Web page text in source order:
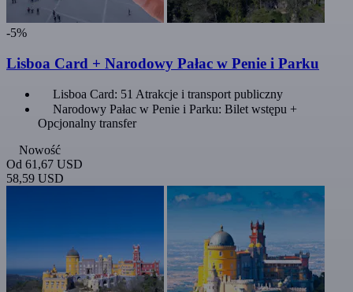
-5%
Lisboa Card + Narodowy Pałac w Penie i Parku
Lisboa Card: 51 Atrakcje i transport publiczny
Narodowy Pałac w Penie i Parku: Bilet wstępu +
Opcjonalny transfer
Nowość
Od 61,67 USD
58,59 USD